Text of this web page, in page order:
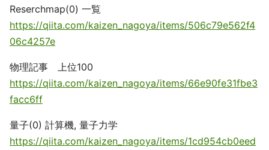
Reserchmap(0) 一覧
https://qiita.com/kaizen_nagoya/items/506c79e562f4
06c4257e
物理記事 上位100
https://qiita.com/kaizen_nagoya/items/66e90fe31fbe3
facc6ff
量子(0) 計算機, 量子力学
https://qiita.com/kaizen_nagoya/items/1cd954cb0eed